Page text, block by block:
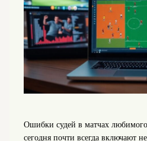
Ошибки судей в матчах любимого
сегодня почти всегда включают